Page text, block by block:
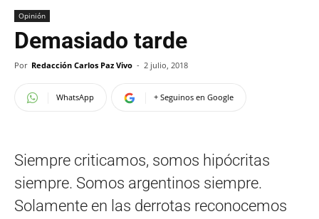
Opinión
Demasiado tarde
Por Redacción Carlos Paz Vivo - 2 julio, 2018
WhatsApp + Seguinos en Google
Siempre criticamos, somos hipócritas
siempre. Somos argentinos siempre.
Solamente en las derrotas reconocemos